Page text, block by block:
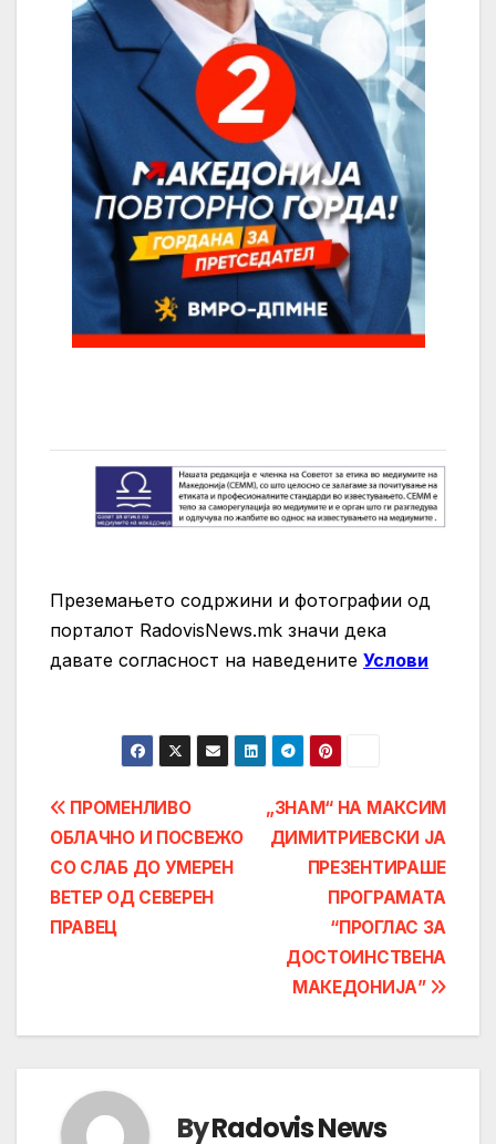
Преземањето содржини и фотографии од
порталот RadovisNews.mk значи дека
давате согласност на нaведените Услови
Post
navigation
„ЗНАМ“ НА МАКСИМ
ДИМИТРИЕВСКИ ЈА
ПРЕЗЕНТИРАШЕ
ПРОГРАМАТА
“ПРОГЛАС ЗА
ДОСТОИНСТВЕНА
МАКЕДОНИЈА”
ПРОМЕНЛИВО
ОБЛАЧНО И ПОСВЕЖО
СО СЛАБ ДО УМЕРЕН
ВЕТЕР ОД СЕВЕРЕН
ПРАВЕЦ
ByRadovis News